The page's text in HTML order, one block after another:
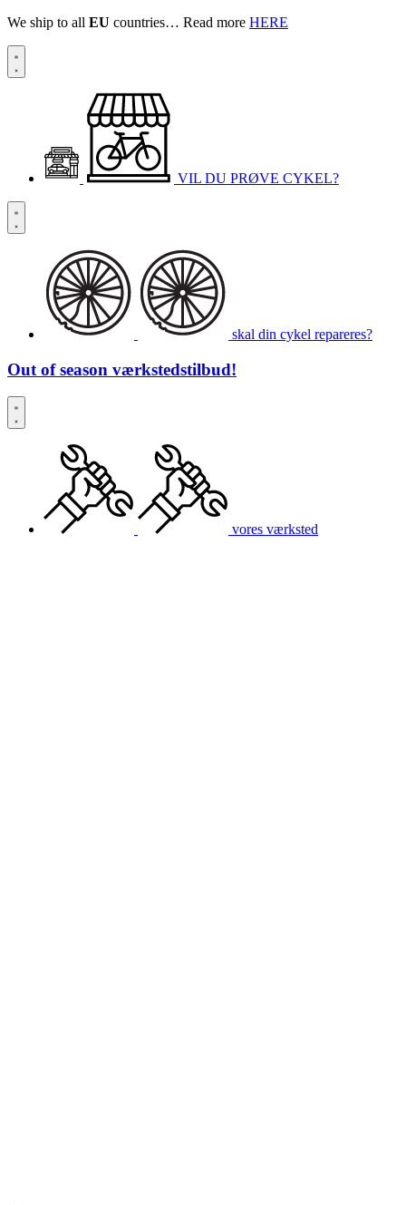
We ship to all EU countries… Read more HERE
VIL DU PRØVE CYKEL?
skal din cykel repareres?
Out of season værkstedstilbud!
vores værksted